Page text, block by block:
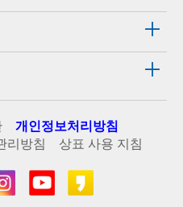
개인정보처리방침
리방침
상표 사용 지침